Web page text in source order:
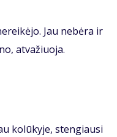
Jau ne­bė­ra ir
at­va­žiuo­ja.
ko­lū­ky­je, sten­giau­si